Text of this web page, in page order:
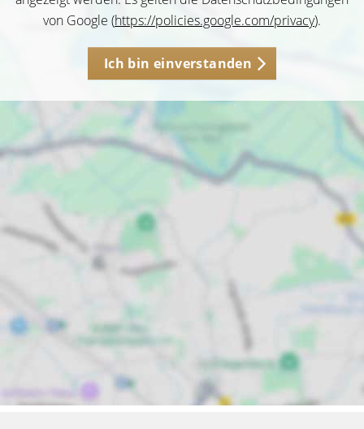
von Google (https://policies.google.com/privacy).
Ich bin einverstanden